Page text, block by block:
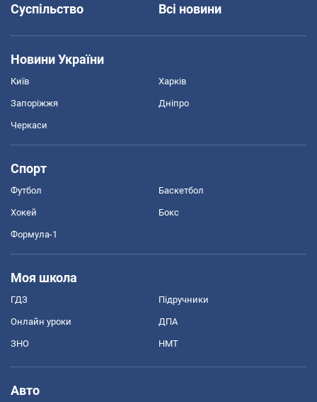
Суспільство
Всі новини
Новини України
Київ Харків
Запоріжжя Дніпро
Черкаси
Спорт
Футбол Баскетбол
Хокей Бокс
Формула-1
Моя школа
ГДЗ Підручники
Онлайн уроки ДПА
ЗНО НМТ
Авто